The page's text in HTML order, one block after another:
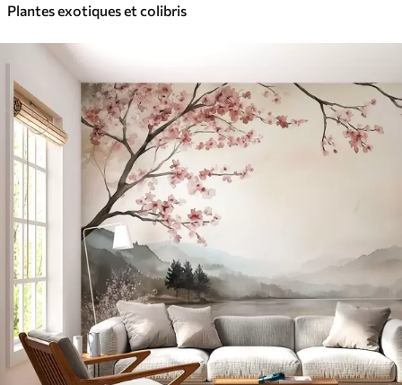
Plantes exotiques et colibris